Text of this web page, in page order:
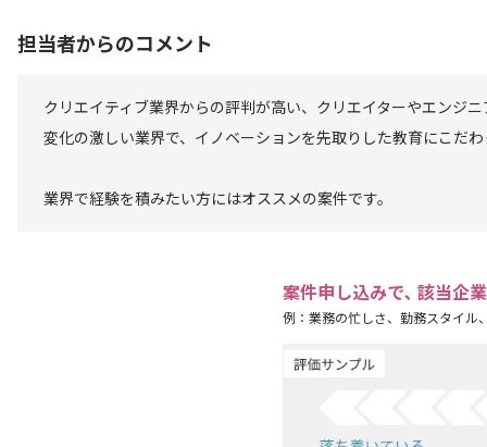
担当者からのコメント
クリエイティブ業界からの評判が高い、クリエイターやエンジ
変化の激しい業界で、イノベーションを先取りした教育にこだ
業界で経験を積みたい方にはオススメの案件です。
案件申し込みで､ 該当企
例：業務の忙しさ、勤務スタイル